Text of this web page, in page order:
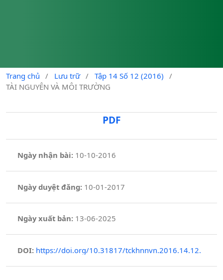
Trang chủ / Lưu trữ / Tập 14 Số 12 (2016)
/
TÀI NGUYÊN VÀ MÔI TRƯỜNG
PDF
Ngày nhận bài: 10-10-2016
Ngày duyệt đăng:10-01-2017
Ngày xuất bản: 13-06-2025
DOI: https://doi.org/10.31817/tckhnnvn.2016.14.12.